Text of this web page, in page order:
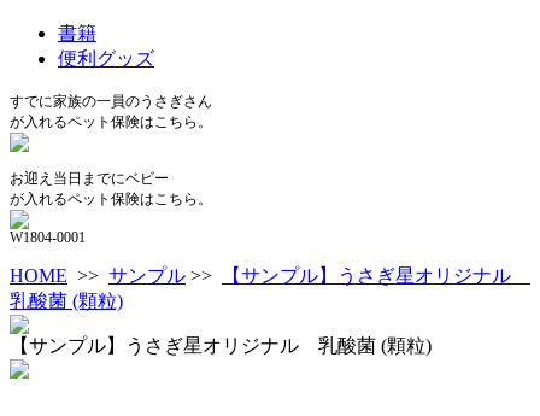
書籍
便利グッズ
すでに家族の一員のうさぎさん
が入れるペット保険はこちら。
お迎え当日までにベビー
が入れるペット保険はこちら。
W1804-0001
HOME >> サンプル >>
【サンプル】うさぎ星オリジナル
乳酸菌 (顆粒)
【サンプル】うさぎ星オリジナル 乳酸菌 (顆粒)